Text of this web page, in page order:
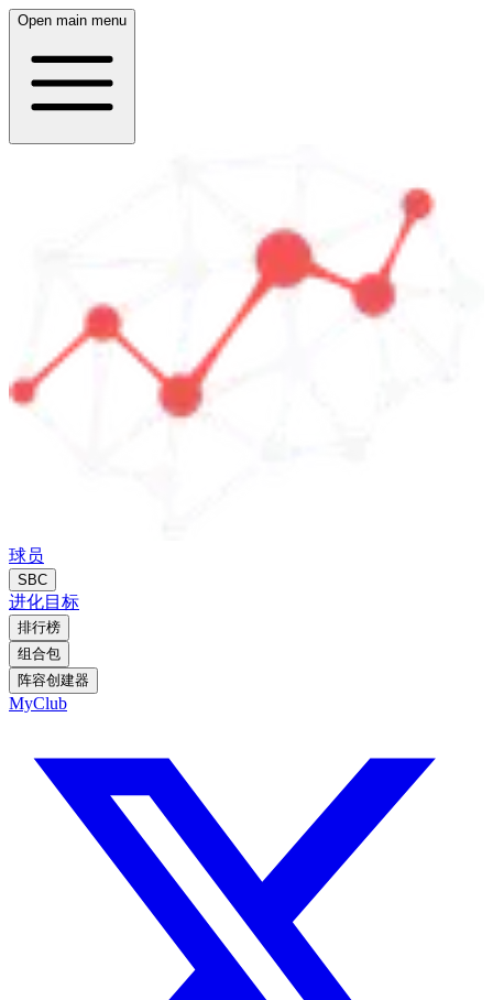
Open main menu
球员
SBC
进化目标
排行榜
组合包
阵容创建器
MyClub